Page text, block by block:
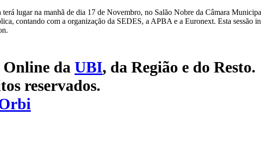
terá lugar na manhã de dia 17 de Novembro, no Salão Nobre da Câmara
contando com a organização da SEDES, a APBA e a Euronext. Esta sessão
Online da UBI, da Região e do Resto.
reservados.